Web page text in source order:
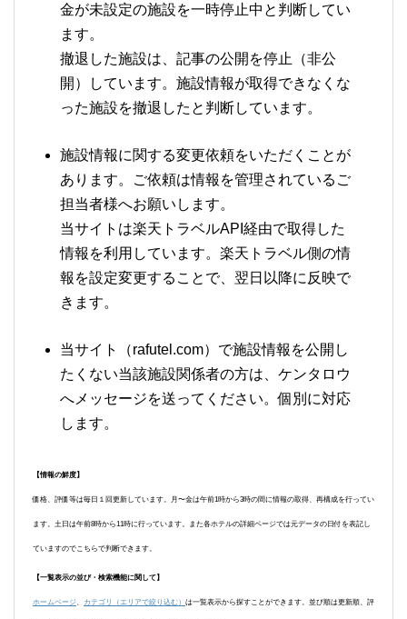
金が未設定の施設を一時停止中と判断してい
ます。
撤退した施設は、記事の公開を停止（非公
開）しています。施設情報が取得できなくな
った施設を撤退したと判断しています。
施設情報に関する変更依頼をいただくことが
あります。ご依頼は情報を管理されているご
担当者様へお願いします。
当サイトは楽天トラベルAPI経由で取得した
情報を利用しています。楽天トラベル側の情
報を設定変更することで、翌日以降に反映で
きます。
当サイト（rafutel.com）で施設情報を公開し
たくない当該施設関係者の方は、ケンタロウ
へメッセージを送ってください。個別に対応
します。
【情報の鮮度】
価格、評価等は毎日１回更新しています。月〜金は午前1時から3時の間に情報の取得、再構成を行ってい
ます。土日は午前8時から11時に行っています。また各ホテルの詳細ページでは元データの日付を表記し
ていますのでこちらで判断できます。
【一覧表示の並び・検索機能に関して】
ホームページ 、 カテゴリ（エリアで絞り込む） は一覧表示から探すことができます。並び順は更新順、評